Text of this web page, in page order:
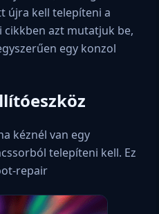
újra kell telepíteni a
azt mutatjuk be,
egy konzol
kéznél van egy
telepíteni kell. Ez
repair